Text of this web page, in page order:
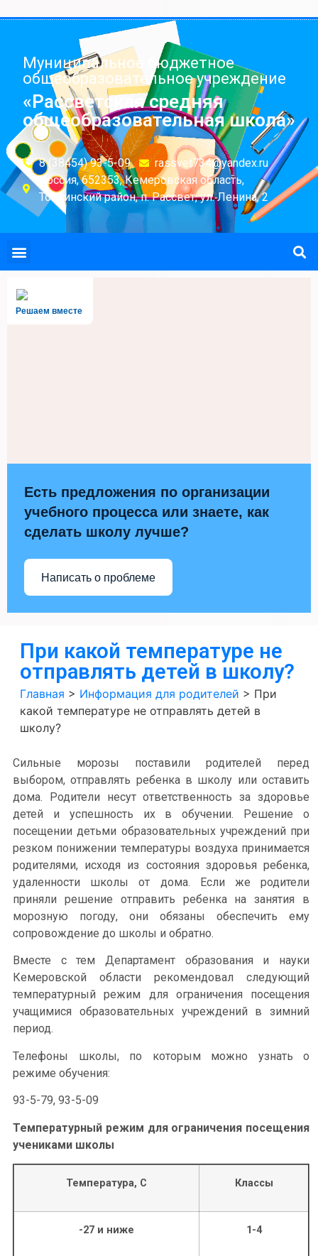
Муниципальное бюджетное
общеобразовательное учреждение
«Рассветская средняя
общеобразовательная школа»
8 (38454) 93-5-09
rassvet734@yandex.ru
Россия, 652353, Кемеровская область,
Топкинский район, п. Рассвет, ул. Ленина, 2
Решаем вместе
Есть предложения по организации
учебного процесса или знаете, как
сделать школу лучше?
Написать о проблеме
При какой температуре не
отправлять детей в школу?
Главная > Информация для родителей > При
какой температуре не отправлять детей в
школу?
Сильные морозы поставили родителей перед
выбором, отправлять ребенка в школу или оставить
дома. Родители несут ответственность за здоровье
детей и успешность их в обучении. Решение о
посещении детьми образовательных учреждений при
резком понижении температуры воздуха принимается
родителями, исходя из состояния здоровья ребенка,
удаленности школы от дома. Если же родители
приняли решение отправить ребенка на занятия в
морозную погоду, они обязаны обеспечить ему
сопровождение до школы и обратно.
Вместе с тем Департамент образования и науки
Кемеровской области рекомендовал следующий
температурный режим для ограничения посещения
учащимися образовательных учреждений в зимний
период.
Телефоны школы, по которым можно узнать о
режиме обучения:
93-5-79, 93-5-09
Температурный режим для ограничения посещения
учениками школы
Температура, С Классы
-27 и ниже 1-4